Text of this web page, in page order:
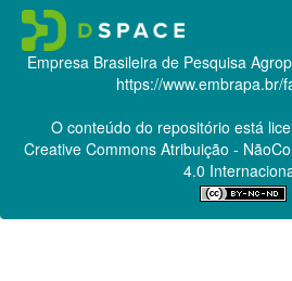
Empresa Brasileira de Pesquisa
https://www.embrapa.br/
O conteúdo do repositório está
Creative CommonsAtribuição -
4.0